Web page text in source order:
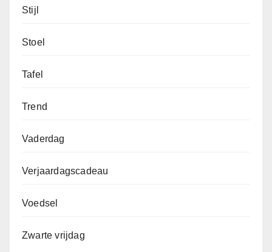
Stijl
Stoel
Tafel
Trend
Vaderdag
Verjaardagscadeau
Voedsel
Zwarte vrijdag